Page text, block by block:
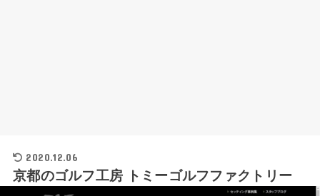
2020.12.06
京都のゴルフ工房 トミーゴルフファクトリー